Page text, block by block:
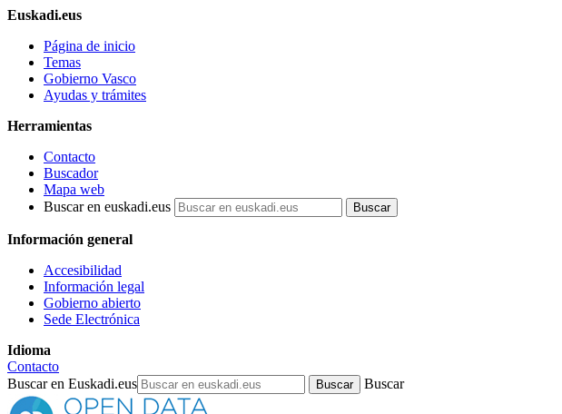
Euskadi.eus
Página de inicio
Temas
Gobierno Vasco
Ayudas y trámites
Herramientas
Contacto
Buscador
Mapa web
Buscar en euskadi.eus
Información general
Accesibilidad
Información legal
Gobierno abierto
Sede Electrónica
Idioma
Contacto
Buscar en Euskadi.eus
Buscar